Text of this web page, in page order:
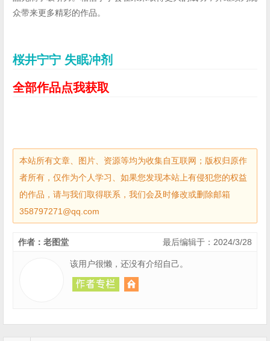
众带来更多精彩的作品。
桜井宁宁 失眠冲剂
全部作品点我获取
本站所有文章、图片、资源等均为收集自互联网；版权归原作
者所有，仅作为个人学习、如果您发现本站上有侵犯您的权益
的作品，请与我们取得联系，我们会及时修改或删除邮箱
358797271@qq.com
最后编辑于：2024/3/28
作者：老图堂
该用户很懒，还没有介绍自己。